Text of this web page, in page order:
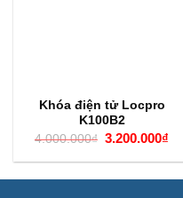
Khóa điện tử Locpro
K100B2
4.000.000₫ Giá
là:
4.000.000₫.
3.200.000₫
tại
là: